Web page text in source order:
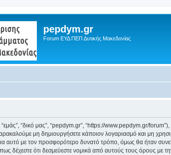
pepdym.gr
Forum ΕΥΔ ΠΕΠ Δυτικής Μακεδονίας
“δικό μας”, “pepdym.gr”, “https://www.pepdym.gr/
μη δημιουργήσετε κάποιον λογαριασμό και μη
αυτό με τον προσφορότερο δυνατό τρόπο, όμως θα ήταν
πως δέχεστε ότι δεσμεύεστε νομικά από αυτούς τους όρους